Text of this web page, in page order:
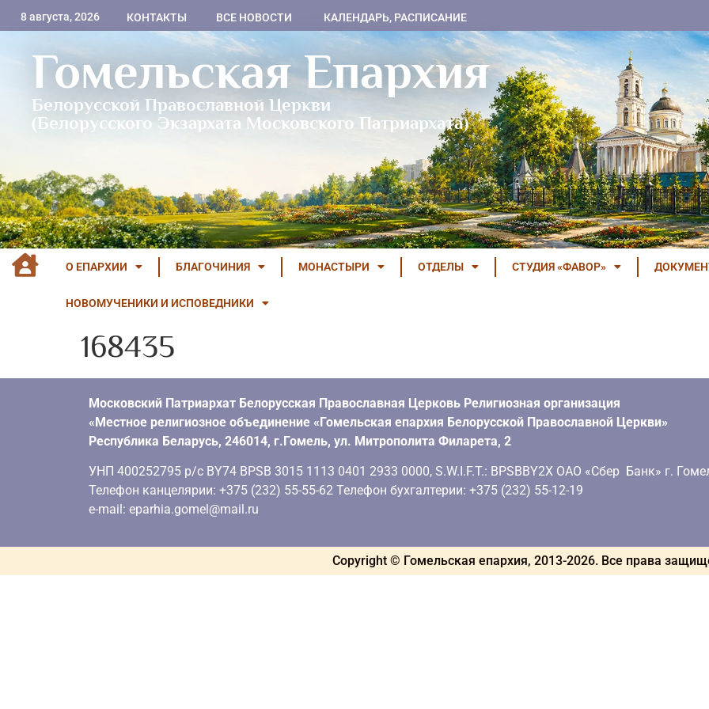
8 августа, 2026 КОНТАКТЫ ВСЕ НОВОСТИ КАЛЕНДАРЬ, РАСПИСАНИЕ
Гомельская Епархия
Белорусской Православной Церкви
(Белорусского Экзархата Московского Патриархата)
О ЕПАРХИИ БЛАГОЧИНИЯ МОНАСТЫРИ ОТДЕЛЫ СТУДИЯ «ФАВОР»
НОВОМУЧЕНИКИ И ИСПОВЕДНИКИ
168435
Московский Патриархат Белорусская Православная Церковь Религиозная организация
«Местное религиозное объединение «Гомельская епархия Белорусской Православной Церкви»
Республика Беларусь, 246014, г.Гомель, ул. Митрополита Филарета, 2
УНП 400252795 р/с BY74 BPSB 3015 1113 0401 2933 0000, S.W.I.F.T.: BPSBBY2X ОАО «Сбер Банк» г.
Телефон канцелярии: +375 (232) 55-55-62 Телефон бухгалтерии: +375 (232) 55-12-19
e-mail: eparhia.gomel@mail.ru
Copyright © Гомельская епархия, 2013-2026. Все права